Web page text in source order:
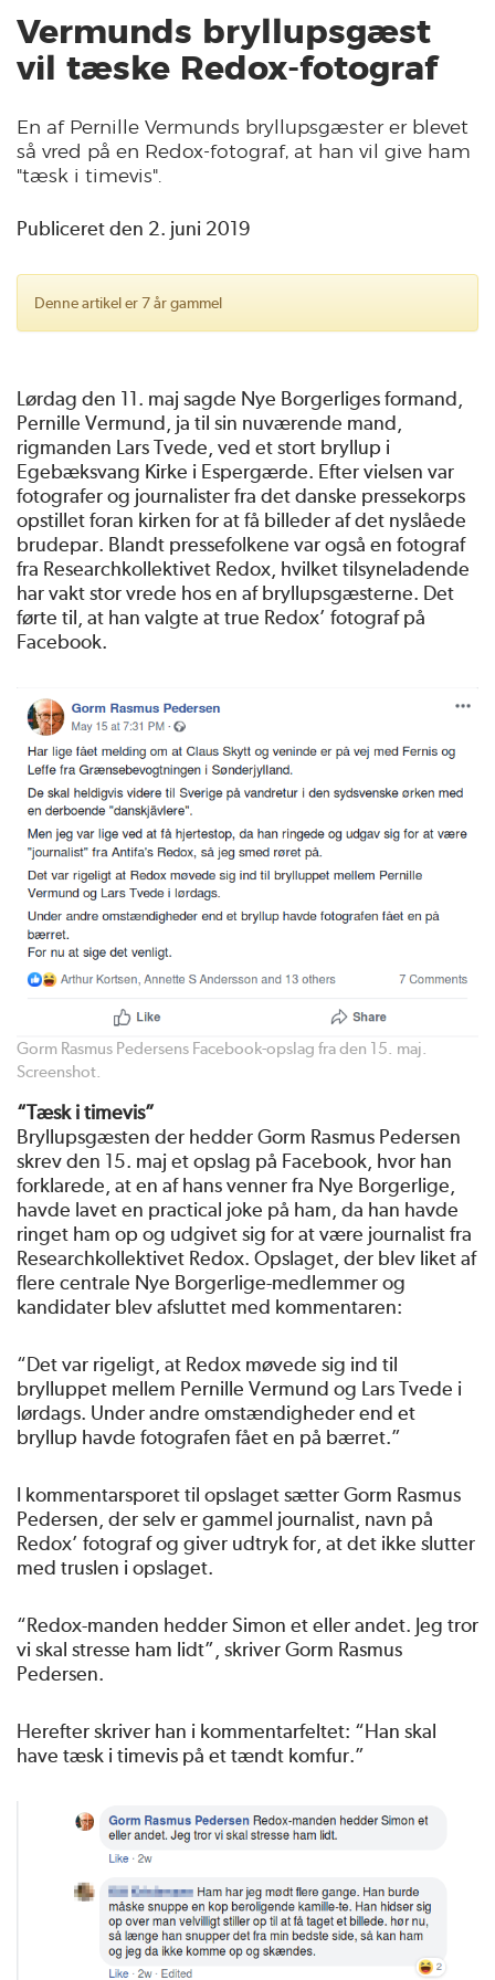
Vermunds bryllupsgæst
vil tæske Redox-fotograf
En af Pernille Vermunds bryllupsgæster er blevet
så vred på en Redox-fotograf, at han vil give ham
"tæsk i timevis".
Publiceret den 2. juni 2019
Denne artikel er 7 år gammel
Lørdag den 11. maj sagde Nye Borgerliges formand,
Pernille Vermund, ja til sin nuværende mand,
rigmanden Lars Tvede, ved et stort bryllup i
Egebæksvang Kirke i Espergærde. Efter vielsen var
fotografer og journalister fra det danske pressekorps
opstillet foran kirken for at få billeder af det nyslåede
brudepar. Blandt pressefolkene var også en fotograf
fra Researchkollektivet Redox, hvilket tilsyneladende
har vakt stor vrede hos en af bryllupsgæsterne. Det
førte til, at han valgte at true Redox’ fotograf på
Facebook.
Gorm Rasmus Pedersens Facebook-opslag fra den 15. maj.
Screenshot.
“Tæsk i timevis”
Bryllupsgæsten der hedder Gorm Rasmus Pedersen
skrev den 15. maj et opslag på Facebook, hvor han
forklarede, at en af hans venner fra Nye Borgerlige,
havde lavet en practical joke på ham, da han havde
ringet ham op og udgivet sig for at være journalist fra
Researchkollektivet Redox. Opslaget, der blev liket af
flere centrale Nye Borgerlige-medlemmer og
kandidater blev afsluttet med kommentaren:
“Det var rigeligt, at Redox møvede sig ind til
brylluppet mellem Pernille Vermund og Lars Tvede i
lørdags. Under andre omstændigheder end et
bryllup havde fotografen fået en på bærret.”
I kommentarsporet til opslaget sætter Gorm Rasmus
Pedersen, der selv er gammel journalist, navn på
Redox’ fotograf og giver udtryk for, at det ikke slutter
med truslen i opslaget.
“Redox-manden hedder Simon et eller andet. Jeg tror
vi skal stresse ham lidt”, skriver Gorm Rasmus
Pedersen.
Herefter skriver han i kommentarfeltet: “Han skal
have tæsk i timevis på et tændt komfur.”